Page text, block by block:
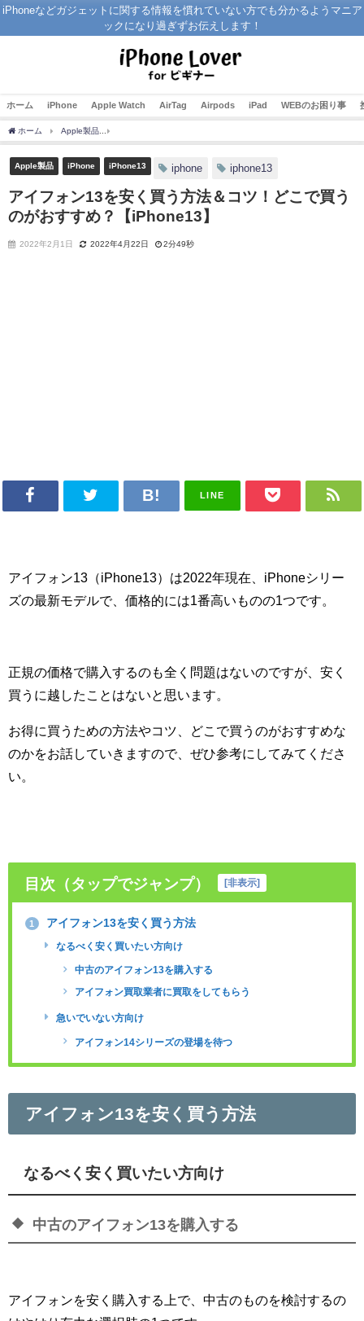
iPhoneなどガジェットに関する情報を慣れていない方でも分かるようマニア
ックになり過ぎずお伝えします！
ホーム iPhone Apple Watch AirTag Airpods iPad WEBのお困り事
ホーム Apple製品
Apple製品 iPhone iPhone13 iphone iphone13
アイフォン13を安く買う方法＆コツ！どこで買う
のがおすすめ？【iPhone13】
2022年2月1日 2022年4月22日 2分49秒
LINE
アイフォン13（iPhone13）は2022年現在、iPhoneシリー
ズの最新モデルで、価格的には1番高いものの1つです。
正規の価格で購入するのも全く問題はないのですが、安く
買うに越したことはないと思います。
お得に買うための方法やコツ、どこで買うのがおすすめな
のかをお話していきますので、ぜひ参考にしてみてくださ
い。
目次（タップでジャンプ） [非表示]
1 アイフォン13を安く買う方法
なるべく安く買いたい方向け
中古のアイフォン13を購入する
アイフォン買取業者に買取をしてもらう
急いでいない方向け
アイフォン14シリーズの登場を待つ
アイフォン13を安く買う方法
なるべく安く買いたい方向け
中古のアイフォン13を購入する
アイフォンを安く購入する上で、中古のものを検討するの